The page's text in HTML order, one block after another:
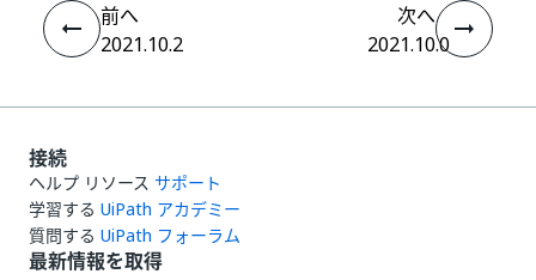
前へ
2021.10.2
次へ
2021.10.0
接続
ヘルプ リソース サポート
学習する UiPath アカデミー
質問する UiPath フォーラム
最新情報を取得